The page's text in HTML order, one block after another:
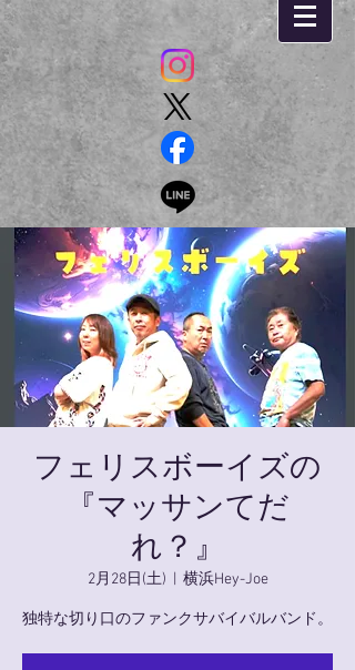
フェリスボーイズの
『マッサンてだ
れ？』
2月28日(土) 横浜Hey-Joe
独特な切り口のファンクサバイバルバンド。